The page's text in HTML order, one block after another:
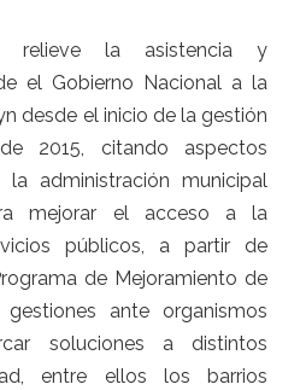
relieve la asistencia y
el Gobierno Nacional a la
desde el inicio de la gestión
2015, citando aspectos
administración municipal
mejorar el acceso a la
públicos, a partir de
de Mejoramiento de
gestiones ante organismos
soluciones a distintos
entre ellos los barrios